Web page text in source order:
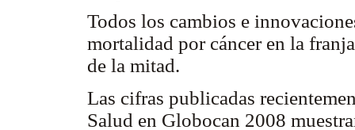
Todos los cambios e
mortalidad por cáncer en la
de la mitad.
Las cifras publicadas
Salud en Globocan 2008